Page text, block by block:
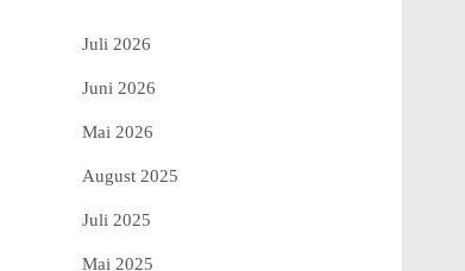
Juli 2026
Juni 2026
Mai 2026
August 2025
Juli 2025
Mai 2025